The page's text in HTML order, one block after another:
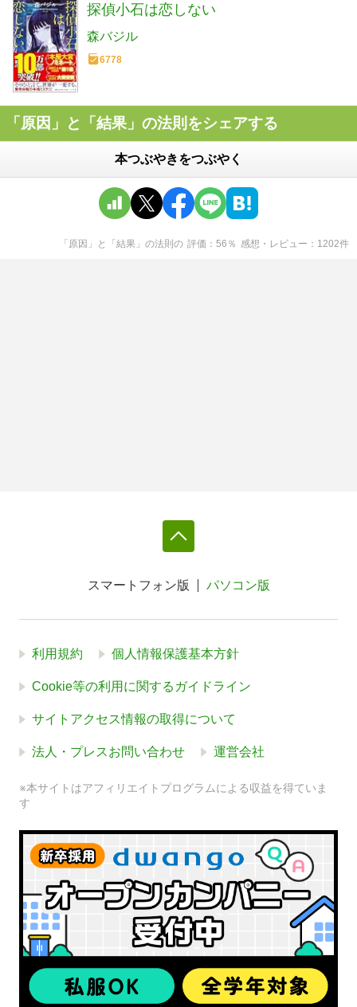
探偵小石は恋しない
森バジル
6778
「原因」と「結果」の法則をシェアする
本つぶやきをつぶやく
「原因」と「結果」の法則 の 評価 56 ％ 感想・レビュー 1202件
スマートフォン版 パソコン版
利用規約 個人情報保護基本方針
Cookie等の利用に関するガイドライン
サイトアクセス情報の取得について
法人・プレスお問い合わせ 運営会社
※本サイトはアフィリエイトプログラムによる収益を得ていま
す